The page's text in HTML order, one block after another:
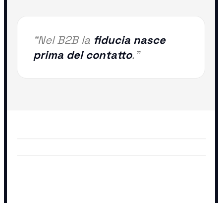
“Nel B2B la fiducia nasce
prima del contatto.”